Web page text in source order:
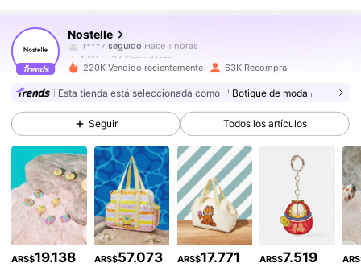
Nostelle
4,89
72K Seguidores
a***1 pagóHace 1 día
4,89 72K Seguidores
4,89 72K Seguidores
4,89 72K Seguidores
4,89 72K Seguidores
72K Seguidores
220K Vendido recientemente 63K Recompra
Esta tienda está seleccionada como 「Botique de moda」
Seguir Todos los artículos
ARS$19.138 ARS$57.073 ARS$17.771 ARS$7.519